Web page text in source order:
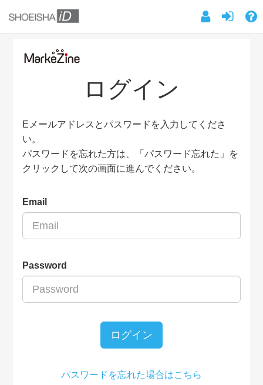
ログイン
Eメールアドレスとパスワードを入力してくださ
い。
パスワードを忘れた方は、「パスワード忘れた」を
クリックして次の画面に進んでください。
Email
Password
ログイン
パスワードを忘れた場合はこちら